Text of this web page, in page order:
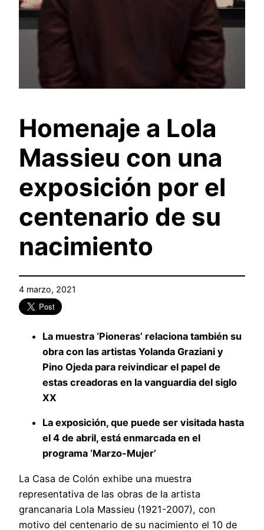
Homenaje a Lola
Massieu con una
exposición por el
centenario de su
nacimiento
4 marzo, 2021
La muestra ‘Pioneras’ relaciona también su
obra con las artistas Yolanda Graziani y
Pino Ojeda para reivindicar el papel de
estas creadoras en la vanguardia del siglo
XX
La exposición, que puede ser visitada hasta
el 4 de abril, está enmarcada en el
programa ‘Marzo-Mujer’
La Casa de Colón exhibe una muestra
representativa de las obras de la artista
grancanaria Lola Massieu (1921-2007), con
motivo del centenario de su nacimiento el 10 de